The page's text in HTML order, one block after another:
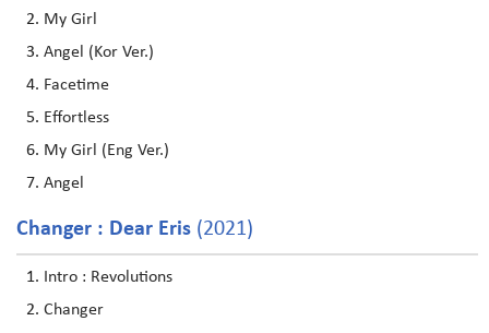
My Girl
Angel (Kor Ver.)
Facetime
Effortless
My Girl (Eng Ver.)
Angel
Changer : Dear Eris (2021)
Intro : Revolutions
Changer